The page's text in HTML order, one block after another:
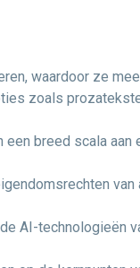
waardoor ze
zoals
een breed scala
AI-technologieën